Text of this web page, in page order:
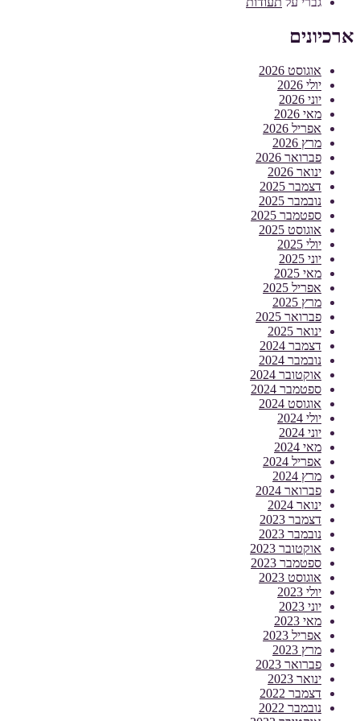
ארכיונים
אוגוסט 2026
יולי 2026
יוני 2026
מאי 2026
אפריל 2026
מרץ 2026
פברואר 2026
ינואר 2026
דצמבר 2025
נובמבר 2025
ספטמבר 2025
אוגוסט 2025
יולי 2025
יוני 2025
מאי 2025
אפריל 2025
מרץ 2025
פברואר 2025
ינואר 2025
דצמבר 2024
נובמבר 2024
אוקטובר 2024
ספטמבר 2024
אוגוסט 2024
יולי 2024
יוני 2024
מאי 2024
אפריל 2024
מרץ 2024
פברואר 2024
ינואר 2024
דצמבר 2023
נובמבר 2023
אוקטובר 2023
ספטמבר 2023
אוגוסט 2023
יולי 2023
יוני 2023
מאי 2023
אפריל 2023
מרץ 2023
פברואר 2023
ינואר 2023
דצמבר 2022
נובמבר 2022